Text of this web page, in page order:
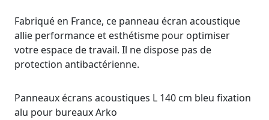
Fabriqué en France, ce panneau écran acoustique
allie performance et esthétisme pour optimiser
votre espace de travail. Il ne dispose pas de
protection antibactérienne.
Panneaux écrans acoustiques L 140 cm bleu fixation
alu pour bureaux Arko